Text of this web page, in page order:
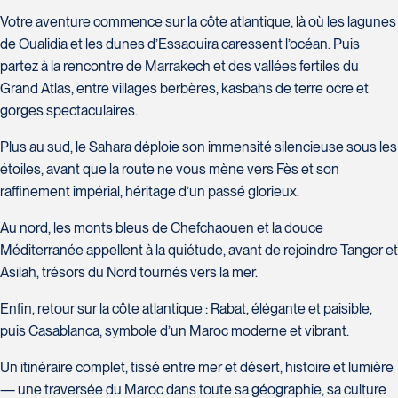
Votre aventure commence sur la côte atlantique, là où les lagunes
de Oualidia et les dunes d’Essaouira caressent l’océan. Puis
partez à la rencontre de Marrakech et des vallées fertiles du
Grand Atlas, entre villages berbères, kasbahs de terre ocre et
gorges spectaculaires.
Plus au sud, le Sahara déploie son immensité silencieuse sous les
étoiles, avant que la route ne vous mène vers Fès et son
raffinement impérial, héritage d’un passé glorieux.
Au nord, les monts bleus de Chefchaouen et la douce
Méditerranée appellent à la quiétude, avant de rejoindre Tanger et
Asilah, trésors du Nord tournés vers la mer.
Enfin, retour sur la côte atlantique : Rabat, élégante et paisible,
puis Casablanca, symbole d’un Maroc moderne et vibrant.
Un itinéraire complet, tissé entre mer et désert, histoire et lumière
— une traversée du Maroc dans toute sa géographie, sa culture
Voyages Nouveau-Monde
420 Boulevard Manseau
Joliette
Tél :450-755-5557 / 1-877-751-5557
Voyages Terre et Monde
Terrebonne
J6X 2Z5
Tél :450-964-3574
Voyages des Laurentides
939 Boulevard Albiny-Paquette
Mont-Laurier
J9L 3J1
Tél :819-623-2511 / 1-866-385-2511
Tél :450-688-6211 / 1-888-682-8616
1001 Boulevard de Montarville - local 39
Boucherville
J4B 6P5
Tél :450-655-1855 / 1-866-655-5736
686 rue Principale
Granby
J2G 2Y4
Tél :
450-372-4444
La Forfaiterie Voyages
5401 Boulevard Des Galeries - Local 104
(porte H)
G2K 1N4
Tél :418-652-2400 / 1-888-848-1518
3229 Chemin des Quatre-Bourgeois -
Suite 120QuébecG1W 0C1
Tél :
418-977-4080 / 1-877-977-4080